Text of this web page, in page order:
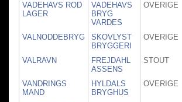
VADEHAVS ROD
LAGER
VADEHAVS
BRYG
VARDES
OVERIGE
VALNODDEBRYG
SKOVLYST
BRYGGERI
OVERIGE
VALRAVN
FREJDAHL
ASSENS
STOUT
VANDRINGS
MAND
HYLDALS
BRYGHUS
OVERIGE